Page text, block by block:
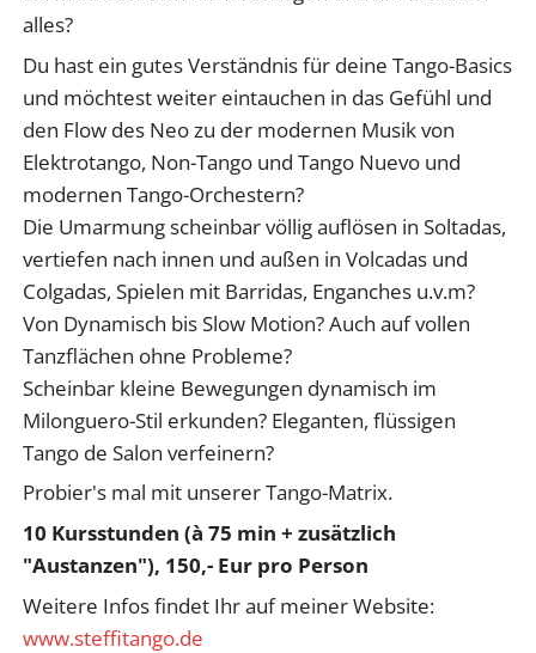
alles?
Du hast ein gutes Verständnis für deine Tango-Basics
und möchtest weiter eintauchen in das Gefühl und
den Flow des Neo zu der modernen Musik von
Elektrotango, Non-Tango und Tango Nuevo und
modernen Tango-Orchestern?
Die Umarmung scheinbar völlig auflösen in Soltadas,
vertiefen nach innen und außen in Volcadas und
Colgadas, Spielen mit Barridas, Enganches u.v.m?
Von Dynamisch bis Slow Motion? Auch auf vollen
Tanzflächen ohne Probleme?
Scheinbar kleine Bewegungen dynamisch im
Milonguero-Stil erkunden? Eleganten, flüssigen
Tango de Salon verfeinern?
Probier's mal mit unserer Tango-Matrix.
10 Kursstunden (à 75 min + zusätzlich
"Austanzen"), 150,- Eur pro Person
Weitere Infos findet Ihr auf meiner Website:
www.steffitango.de